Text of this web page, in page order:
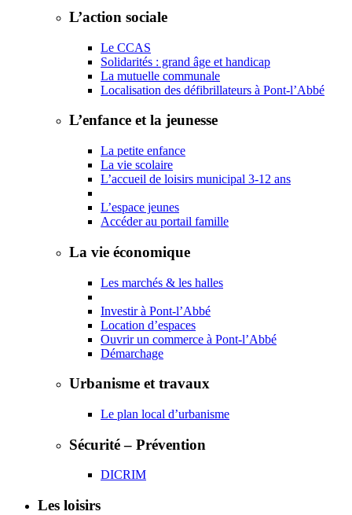
L’action sociale
Le CCAS
Solidarités : grand âge et handicap
La mutuelle communale
Localisation des défibrillateurs à Pont-l’Abbé
L’enfance et la jeunesse
La petite enfance
La vie scolaire
L’accueil de loisirs municipal 3-12 ans
L’espace jeunes
Accéder au portail famille
La vie économique
Les marchés & les halles
Investir à Pont-l’Abbé
Location d’espaces
Ouvrir un commerce à Pont-l’Abbé
Démarchage
Urbanisme et travaux
Le plan local d’urbanisme
Sécurité – Prévention
DICRIM
Les loisirs